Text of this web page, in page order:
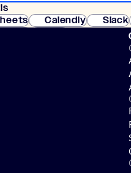
thousands of customers.
Calendly Slack